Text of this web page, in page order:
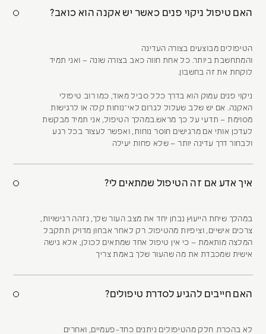
האם טיפול ניקוי פנים כאשר יש אקנה הוא כואב?
הטיפולים מבוצעים בצורה העדינה
והמתחשבת ביותר. כל אחת חווה כאב בצורה שונה – ואני תמיד
לוקחת את זה בחשבון.
ניקוי פנים עמוק הוא בדרך כלל סביל מאוד, כמו רוב טיפולי
האקנה. אם יש שלב שעלול לגרום לאי־נוחות קלה או לרגישות
מסוימת – תדעי על כך מראש.במהלך הטיפול, אני תמיד מבקשת
לעדכן אותי אם מרגישים חוסר נוחות, ואפשר לעצור בכל רגע
ולבחור דרך עדינה יותר – שלא פחות יעילה
איך אדע אם זה הטיפול שמתאים לי?
במהלך שיחת הייעוץ נבחן יחד את מצב העור שלך, נזהה רגישויות,
צרכים אישיים, וציפיות מהטיפול. רק לאחר אבחון מדויק תתקבל
המלצה מותאמת – כי אין טיפול אחד שמתאים לכולן, אלא גישה
אישית שמכבדת את מה שהעור שלך באמת צריך
האם חייבים להגיע לסדרת טיפולים?
לא בהכרח. חלק מהטיפולים ניתנים כחד-פעמיים, ואחרים